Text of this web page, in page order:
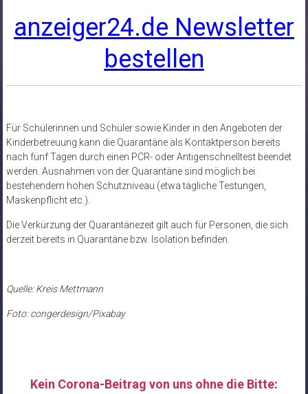
anzeiger24.de Newsletter
bestellen
Für Schülerinnen und Schüler sowie Kinder in den Angeboten der
Kinderbetreuung kann die Quarantäne als Kontaktperson bereits
nach fünf Tagen durch einen PCR- oder Antigenschnelltest beendet
werden. Ausnahmen von der Quarantäne sind möglich bei
bestehendem hohen Schutzniveau (etwa tägliche Testungen,
Maskenpflicht etc.).
Die Verkürzung der Quarantänezeit gilt auch für Personen, die sich
derzeit bereits in Quarantäne bzw. Isolation befinden.
Quelle: Kreis Mettmann
Foto: congerdesign/Pixabay
Kein Corona-Beitrag von uns ohne die Bitte: